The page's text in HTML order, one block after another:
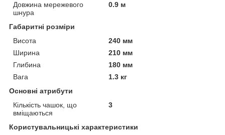
Довжина мережевого
шнура
0.9 м
Габаритні розміри
Висота
240 мм
Ширина
210 мм
Глибина
180 мм
Вага
1.3 кг
Основні атрибути
Кількість чашок, що
вміщаються
3
Користувальницькі характеристики